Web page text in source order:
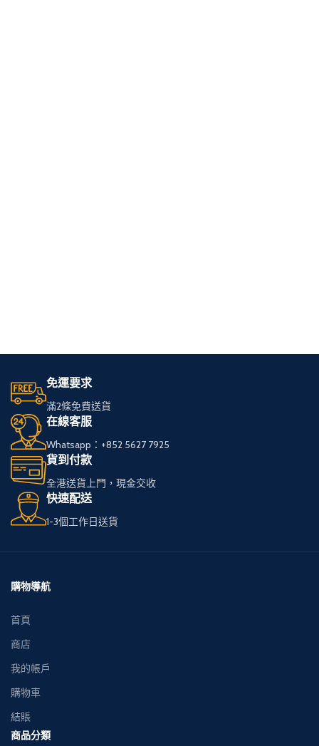
免運要求
滿2條免費送貨
在線客服
Whatsapp：+852 5627 7925
貨到付款
全港送貨上門，現金交收
快速配送
1-3個工作日送貨
購物導航
首頁
商店
我的帳戶
購物車
結賬
商品分類